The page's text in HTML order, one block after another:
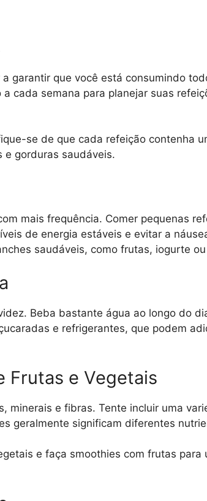
garantir que você está consumindo
cada semana para planejar suas
se de que cada refeição contenha
gorduras saudáveis.
mais frequência. Comer pequenas
de energia estáveis e evitar a
saudáveis, como frutas, iogurte
Beba bastante água ao longo do
e refrigerantes, que podem
Frutas e Vegetais
minerais e fibras. Tente incluir uma
geralmente significam diferentes
e faça smoothies com frutas para